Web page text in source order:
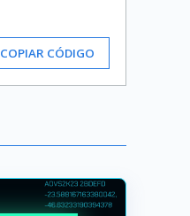
COPIAR CÓDIGO